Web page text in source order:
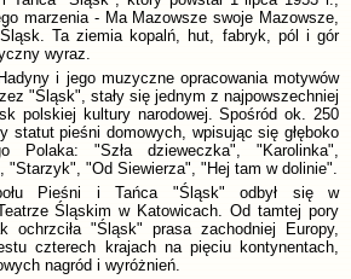
marzenia - Ma Mazowsze swoje Mazowsze,
Ta ziemia kopalń, hut, fabryk, pól i gór
wyraz.
i jego muzyczne opracowania motywów
"Śląsk", stały się jednym z najpowszechniej
polskiej kultury narodowej. Spośród ok. 250
statut pieśni domowych, wpisując się głęboko
Polaka: "Szła dzieweczka", "Karolinka",
"Starzyk", "Od Siewierza", "Hej tam w dolinie".
Pieśni i Tańca "Śląsk" odbył się w
Śląskim w Katowicach. Od tamtej pory
ochrzciła "Śląsk" prasa zachodniej Europy,
czterech krajach na pięciu kontynentach,
nagród i wyróżnień.